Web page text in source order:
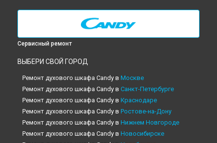
Сервисный ремонт
ВЫБЕРИ СВОЙ ГОРОД
Ремонт духового шкафа Candy в Москве
Ремонт духового шкафа Candy в Санкт-Петербурге
Ремонт духового шкафа Candy в Краснодаре
Ремонт духового шкафа Candy в Ростове-на-Дону
Ремонт духового шкафа Candy в Нижнем Новгороде
Ремонт духового шкафа Candy в Новосибирске